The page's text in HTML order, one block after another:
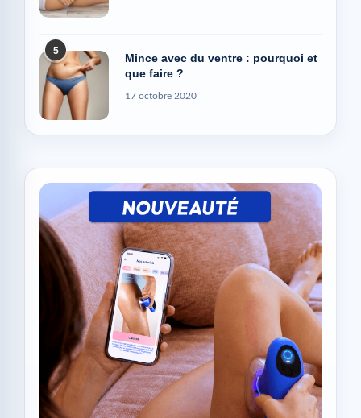
5
Mince avec du ventre : pourquoi et
que faire ?
17 octobre 2020